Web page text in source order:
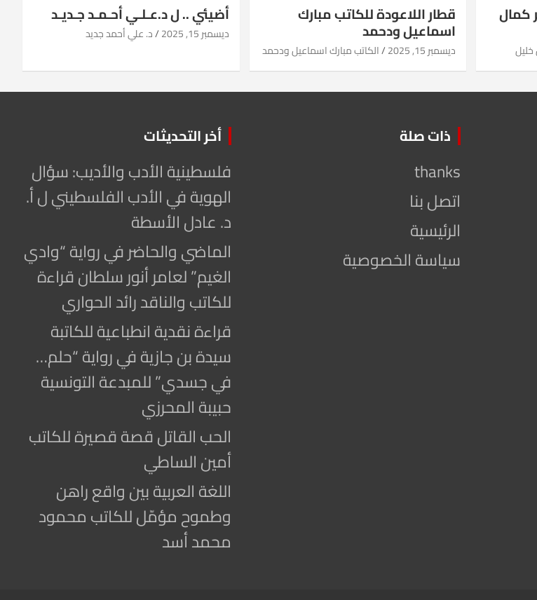
كمال قطار اللاعودة للكاتب مبارك
اسماعيل ودحمد
ديسمبر 15, 2025 الكاتب مبارك اسماعيل ودحمد
أضيئي .. ل د.عـلـي أحـمـد جـديـد
ديسمبر 15, 2025 د. علي أحمد جديد
ذات صلة
thanks
اتصل بنا
الرئيسية
سياسة الخصوصية
أخر التحديثات
فلسطينية الأدب والأديب: سؤال
الهوية في الأدب الفلسطيني ل أ.
د. عادل الأسطة
الماضي والحاضر في رواية “وادي
الغيم” لعامر أنور سلطان قراءة
للكاتب والناقد رائد الحواري
قراءة نقدية انطباعية للكاتبة
سيدة بن جازية في رواية “حلم…
في جسدي” للمبدعة التونسية
حبيبة المحرزي
الحب القاتل قصة قصيرة للكاتب
أمين الساطي
اللغة العربية بين واقع راهن
وطموح مؤمّل للكاتب محمود
محمد أسد